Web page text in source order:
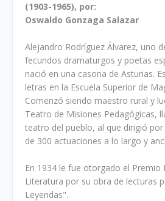
(1903-1965), por:
Oswaldo Gonzaga Salazar
Alejandro Rodríguez Álvarez, uno
fecundos dramaturgos y poetas
nació en una casona de Asturias.
letras en la Escuela Superior de
Comenzó siendo maestro rural y
Teatro de Misiones Pedagógicas,
teatro del pueblo, al que dirigió
de 300 actuaciones a lo largo y
En 1934 le fue otorgado el Premio
Literatura por su obra de lecturas
Leyendas".